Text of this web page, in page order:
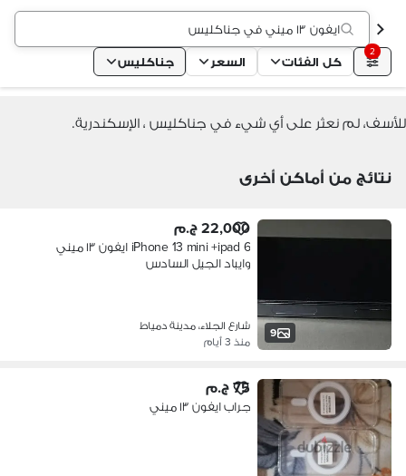
ايفون ١٣ ميني في جناكليس
2
كل الفئات السعر جناكليس
للأسف، لم نعثر على أي شيء في جناكليس ، الإسكندرية.
نتائج من أماكن أخرى
9
22,000 ج.م
iPhone 13 mini +ipad 6 ايفون ١٣ ميني
وايباد الجيل السادس
شارع الجلاء، مدينة دمياط
منذ 3 أيام
75 ج.م
جراب ايفون ١٣ ميني